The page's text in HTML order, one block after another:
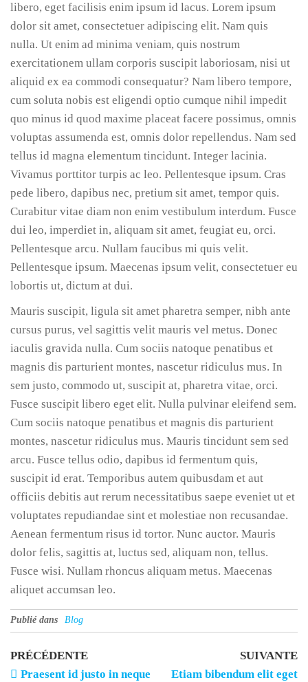
libero, eget facilisis enim ipsum id lacus. Lorem ipsum
dolor sit amet, consectetuer adipiscing elit. Nam quis
nulla. Ut enim ad minima veniam, quis nostrum
exercitationem ullam corporis suscipit laboriosam, nisi ut
aliquid ex ea commodi consequatur? Nam libero tempore,
cum soluta nobis est eligendi optio cumque nihil impedit
quo minus id quod maxime placeat facere possimus, omnis
voluptas assumenda est, omnis dolor repellendus. Nam sed
tellus id magna elementum tincidunt. Integer lacinia.
Vivamus porttitor turpis ac leo. Pellentesque ipsum. Cras
pede libero, dapibus nec, pretium sit amet, tempor quis.
Curabitur vitae diam non enim vestibulum interdum. Fusce
dui leo, imperdiet in, aliquam sit amet, feugiat eu, orci.
Pellentesque arcu. Nullam faucibus mi quis velit.
Pellentesque ipsum. Maecenas ipsum velit, consectetuer eu
lobortis ut, dictum at dui.
Mauris suscipit, ligula sit amet pharetra semper, nibh ante
cursus purus, vel sagittis velit mauris vel metus. Donec
iaculis gravida nulla. Cum sociis natoque penatibus et
magnis dis parturient montes, nascetur ridiculus mus. In
sem justo, commodo ut, suscipit at, pharetra vitae, orci.
Fusce suscipit libero eget elit. Nulla pulvinar eleifend sem.
Cum sociis natoque penatibus et magnis dis parturient
montes, nascetur ridiculus mus. Mauris tincidunt sem sed
arcu. Fusce tellus odio, dapibus id fermentum quis,
suscipit id erat. Temporibus autem quibusdam et aut
officiis debitis aut rerum necessitatibus saepe eveniet ut et
voluptates repudiandae sint et molestiae non recusandae.
Aenean fermentum risus id tortor. Nunc auctor. Mauris
dolor felis, sagittis at, luctus sed, aliquam non, tellus.
Fusce wisi. Nullam rhoncus aliquam metus. Maecenas
aliquet accumsan leo.
Publié dans Blog
PRÉCÉDENTE
Praesent id justo in neque
SUIVANTE
Etiam bibendum elit eget